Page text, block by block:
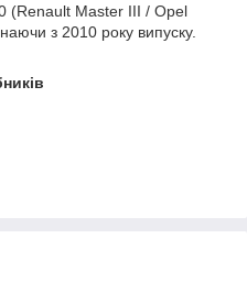
(Renault Master III / Opel
з 2010 року випуску.